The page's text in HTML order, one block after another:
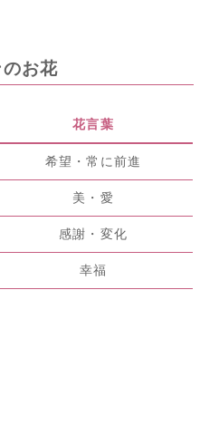
お花
花言葉
希望・常に前進
美・愛
感謝・変化
幸福